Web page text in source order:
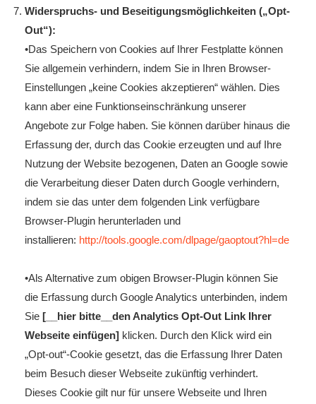
Widerspruchs- und Beseitigungsmöglichkeiten („Opt-
Out“):
•Das Speichern von Cookies auf Ihrer Festplatte können
Sie allgemein verhindern, indem Sie in Ihren Browser-
Einstellungen „keine Cookies akzeptieren“ wählen. Dies
kann aber eine Funktionseinschränkung unserer
Angebote zur Folge haben. Sie können darüber hinaus die
Erfassung der, durch das Cookie erzeugten und auf Ihre
Nutzung der Website bezogenen, Daten an Google sowie
die Verarbeitung dieser Daten durch Google verhindern,
indem sie das unter dem folgenden Link verfügbare
Browser-Plugin herunterladen und
installieren: http://tools.google.com/dlpage/gaoptout?hl=de
•Als Alternative zum obigen Browser-Plugin können Sie
die Erfassung durch Google Analytics unterbinden, indem
Sie [__hier bitte__den Analytics Opt-Out Link Ihrer
Webseite einfügen] klicken. Durch den Klick wird ein
„Opt-out“-Cookie gesetzt, das die Erfassung Ihrer Daten
beim Besuch dieser Webseite zukünftig verhindert.
Dieses Cookie gilt nur für unsere Webseite und Ihren